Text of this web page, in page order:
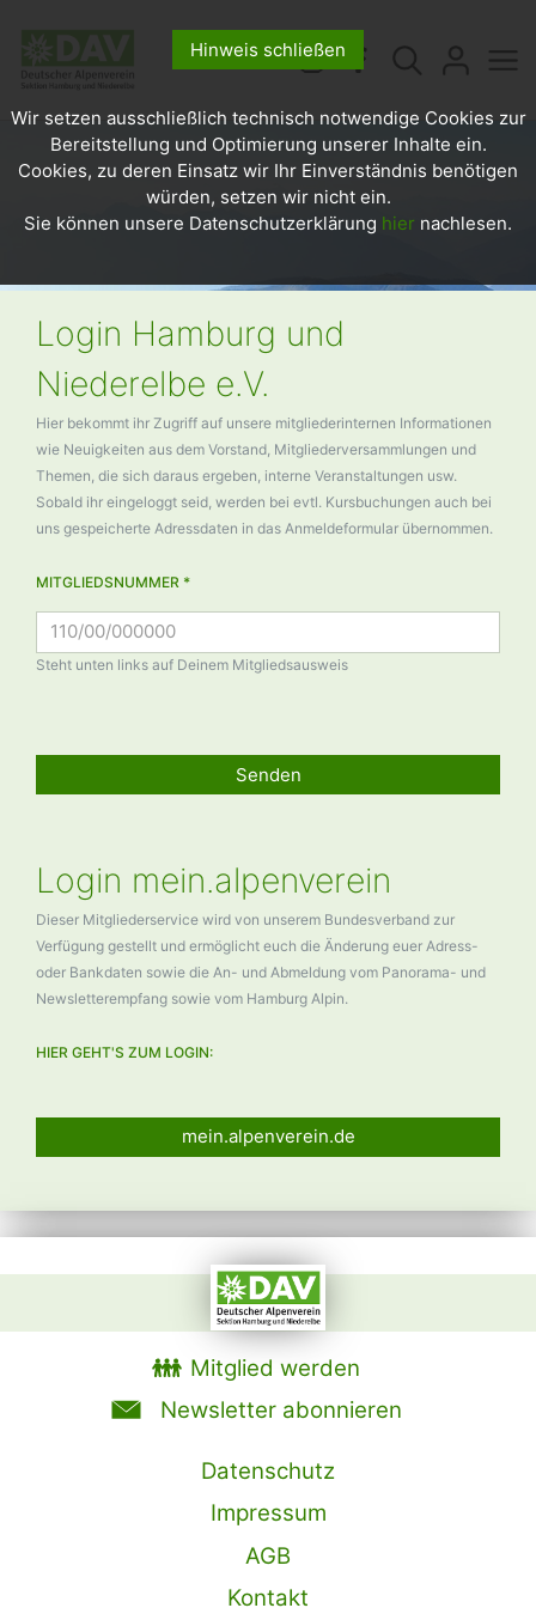
Login Hamburg und
Niederelbe e.V.
Hier bekommt ihr Zugriff auf unsere mitgliederinternen Informationen
wie Neuigkeiten aus dem Vorstand, Mitgliederversammlungen und
Themen, die sich daraus ergeben, interne Veranstaltungen usw.
Sobald ihr eingeloggt seid, werden bei evtl. Kursbuchungen auch bei
uns gespeicherte Adressdaten in das Anmeldeformular übernommen.
MITGLIEDSNUMMER *
Steht unten links auf Deinem Mitgliedsausweis
Senden
Login mein.alpenverein
Dieser Mitgliederservice wird von unserem Bundesverband zur
Verfügung gestellt und ermöglicht euch die Änderung euer Adress-
oder Bankdaten sowie die An- und Abmeldung vom Panorama- und
Newsletterempfang sowie vom Hamburg Alpin.
HIER GEHT'S ZUM LOGIN:
mein.alpenverein.de
Mitglied werden
Newsletter abonnieren
Datenschutz
Impressum
AGB
Kontakt
Hinweis schließen
Wir setzen ausschließlich technisch notwendige Cookies zur
Bereitstellung und Optimierung unserer Inhalte ein.
Cookies, zu deren Einsatz wir Ihr Einverständnis benötigen
würden, setzen wir nicht ein.
Sie können unsere Datenschutzerklärung hier nachlesen.